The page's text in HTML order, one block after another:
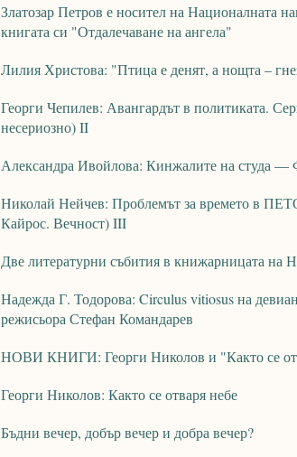
Златозар Петров е носител на Националната
книгата си "Отдалечаване на ангела"
Лилия Христова: "Птица е денят, а нощта –
Георги Чепилев: Авангардът в политиката.
несериозно) II
Александра Ивойлова: Кинжалите на студа —
Николай Нейчев: Проблемът за времето в
Кайрос. Вечност) III
Две литературни събития в книжарницата
Надежда Г. Тодорова: Circulus vitiosus на
режисьора Стефан Командарев
НОВИ КНИГИ: Георги Николов и "Както се
Георги Николов: Както се отваря небе
Бъдни вечер, добър вечер и добра вечер?